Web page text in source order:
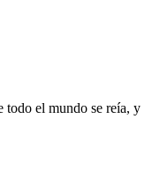
todo el mundo se reía, y